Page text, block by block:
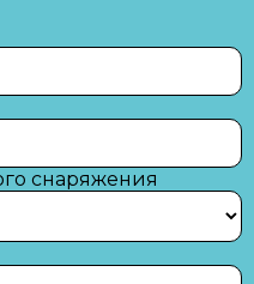
снаряжения